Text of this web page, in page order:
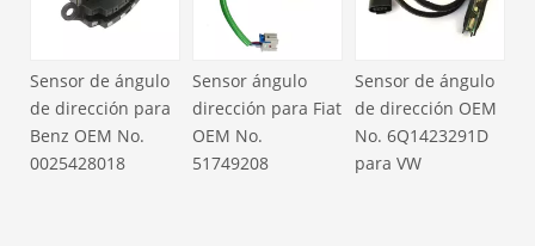
Sensor de ángulo
de dirección para
Benz OEM No.
0025428018
Sensor ángulo
dirección para Fiat
OEM No.
51749208
Sensor de ángulo
de dirección OEM
No. 6Q1423291D
para VW